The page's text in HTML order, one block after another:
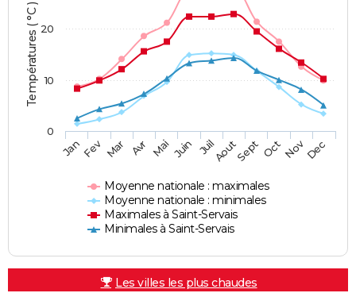
Températures ( °C )
Moyenne nationale : maximales
Moyenne nationale : minimales
Maximales à Saint-Servais
Minimales à Saint-Servais
JanFev Mar Avr Mai Juin JuilAoutSept OctNovDec
0
10
20
Les villes les plus chaudes